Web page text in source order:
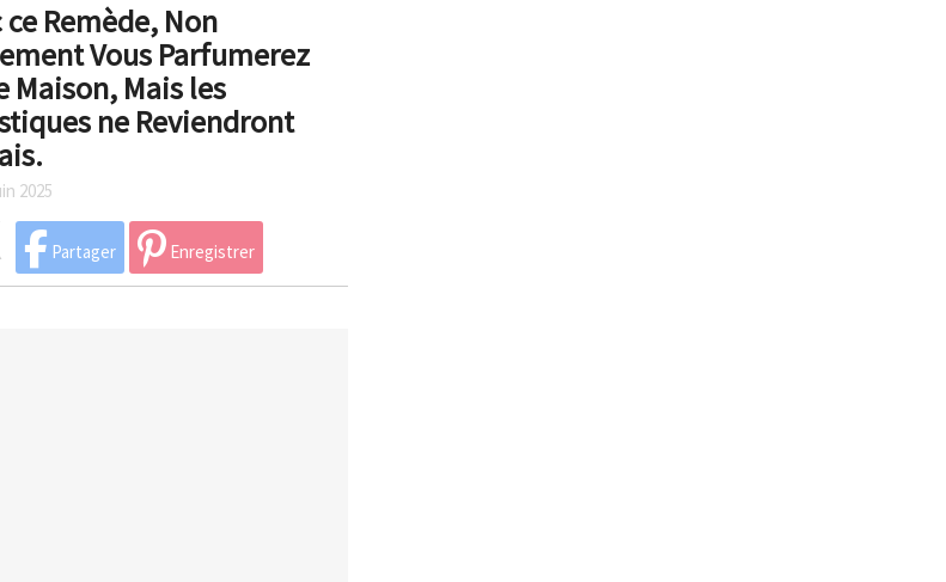
ce Remède, Non
Vous Parfumerez
Maison, Mais les
ne Reviendront
2025
Partager Enregistrer